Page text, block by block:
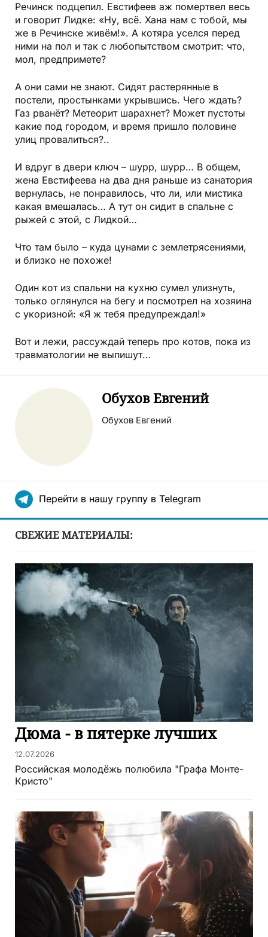
Речинск подцепил. Евстифеев аж помертвел весь
и говорит Лидке: «Ну, всё. Хана нам с тобой, мы
же в Речинске живём!». А котяра уселся перед
ними на пол и так с любопытством смотрит: что,
мол, предпримете?
А они сами не знают. Сидят растерянные в
постели, простынками укрывшись. Чего ждать?
Газ рванёт? Метеорит шарахнет? Может пустоты
какие под городом, и время пришло половине
улиц провалиться?..
И вдруг в двери ключ – шурр, шурр… В общем,
жена Евстифеева на два дня раньше из санатория
вернулась, не понравилось, что ли, или мистика
какая вмешалась… А тут он сидит в спальне с
рыжей с этой, с Лидкой…
Что там было – куда цунами с землетрясениями,
и близко не похоже!
Один кот из спальни на кухню сумел улизнуть,
только оглянулся на бегу и посмотрел на хозяина
с укоризной: «Я ж тебя предупреждал!»
Вот и лежи, рассуждай теперь про котов, пока из
травматологии не выпишут…
Обухов Евгений
Обухов Евгений
Перейти в нашу группу в Telegram
СВЕЖИЕ МАТЕРИАЛЫ:
Дюма - в пятерке лучших
12.07.2026
Российская молодёжь полюбила "Графа Монте-
Кристо"